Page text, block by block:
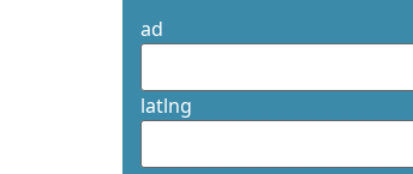
ad
latlng